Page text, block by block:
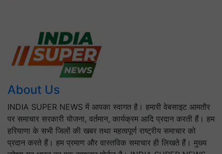
About Us
INDIA SUPER NEWS में आपका स्वागत है। हमारी वेबसाइट आमतौर
पर समाचार सरकारी योजना, वर्तमान, कार्यक्रम आदि प्रदान करती हैं। हम
हरियाणा के सभी जिलों की खबर तथा महत्वपूर्ण राष्ट्रीय समाचार को
प्रदान करते हैं। हम प्रमाण और वास्तविक समाचार ही लिखते हैं। मुख्य